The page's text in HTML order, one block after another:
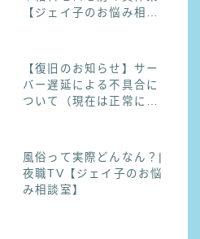
【ジェイ子のお悩み相談
【復旧のお知らせ】サー
バー遅延による不具合に
ついて（現在は正常にご
風俗って実際どんなん？|
夜職TV【ジェイ子のお悩
み相談室】